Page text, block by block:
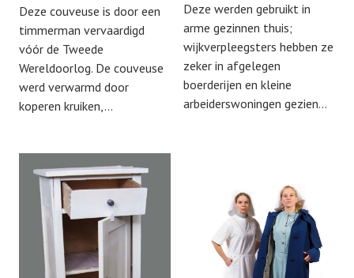
Deze couveuse is door een
timmerman vervaardigd
vóór de Tweede
Wereldoorlog. De couveuse
werd verwarmd door
koperen kruiken,…
Deze werden gebruikt in
arme gezinnen thuis;
wijkverpleegsters hebben ze
zeker in afgelegen
boerderijen en kleine
arbeiderswoningen gezien…